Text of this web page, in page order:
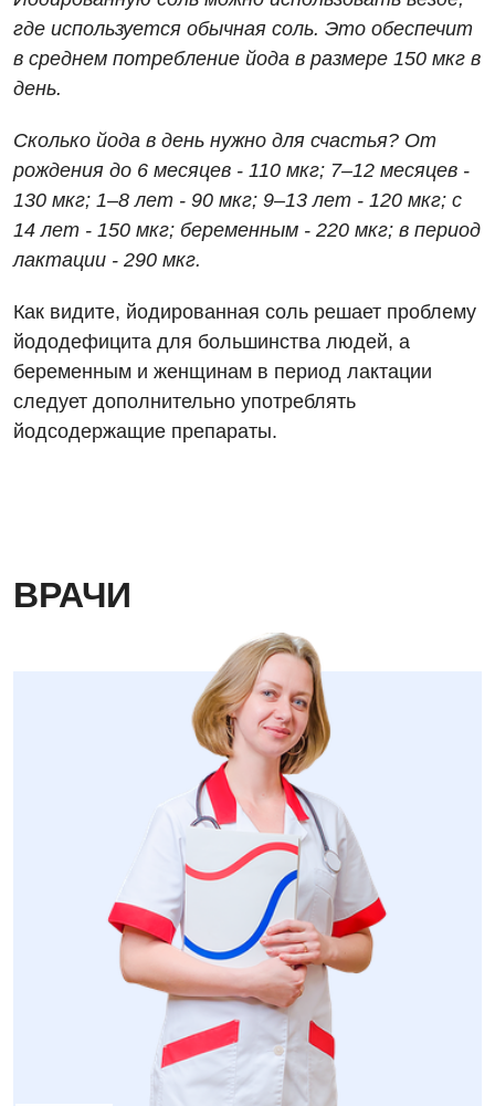
Проктология
Пульмонология
Терапия
Урология
Эндокринология
Для детей
Детская аллергология
Детская ортопедия и травматология
Детская оториноларингология
Детская офтальмология
Детская урология
Детская эндокринология
где используется обычная соль. Это обеспечит
в среднем потребление йода в размере 150 мкг в
день.
Сколько йода в день нужно для счастья? От
рождения до 6 месяцев - 110 мкг; 7–12 месяцев -
130 мкг; 1–8 лет - 90 мкг; 9–13 лет - 120 мкг; с
14 лет - 150 мкг; беременным - 220 мкг; в период
лактации - 290 мкг.
Как видите, йодированная соль решает проблему
йододефицита для большинства людей, а
беременным и женщинам в период лактации
следует дополнительно употреблять
йодсодержащие препараты.
ВРАЧИ